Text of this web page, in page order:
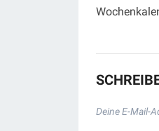
Deine E-Mail-